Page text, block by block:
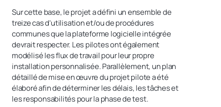
Sur cette base, le projet a défini un ensemble de
treize cas d'utilisation et/ou de procédures
communes que la plateforme logicielle intégrée
devrait respecter. Les pilotes ont également
modélisé les flux de travail pour leur propre
installation personnalisée. Parallèlement, un plan
détaillé de mise en œuvre du projet pilote a été
élaboré afin de déterminer les délais, les tâches et
les responsabilités pour la phase de test.